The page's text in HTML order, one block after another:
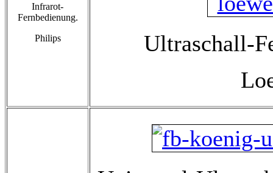
Infrarot-
Fernbedienung.
Philips
Ultraschall-